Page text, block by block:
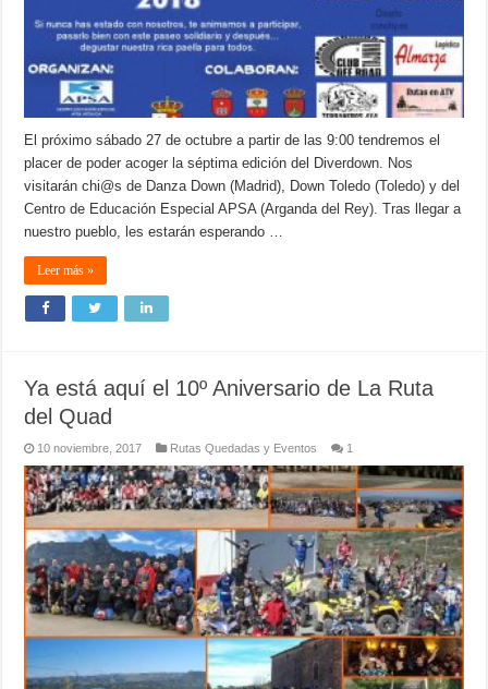
El próximo sábado 27 de octubre a partir de las 9:00 tendremos el
placer de poder acoger la séptima edición del Diverdown. Nos
visitarán chi@s de Danza Down (Madrid), Down Toledo (Toledo) y del
Centro de Educación Especial APSA (Arganda del Rey). Tras llegar a
nuestro pueblo, les estarán esperando …
Leer más »
Ya está aquí el 10º Aniversario de La Ruta
del Quad
10 noviembre, 2017 Rutas Quedadas y Eventos 1